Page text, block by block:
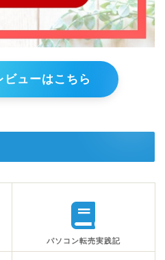
ューはこちら
パソコン転売実践記